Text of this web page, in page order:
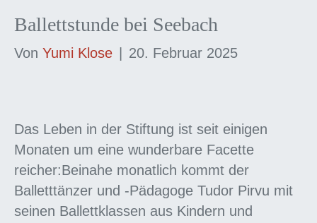
Ballettstunde bei Seebach
Von Yumi Klose 20. Februar 2025
Das Leben in der Stiftung ist seit einigen
Monaten um eine wunderbare Facette
reicher:Beinahe monatlich kommt der
Balletttänzer und -Pädagoge Tudor Pirvu mit
seinen Ballettklassen aus Kindern und